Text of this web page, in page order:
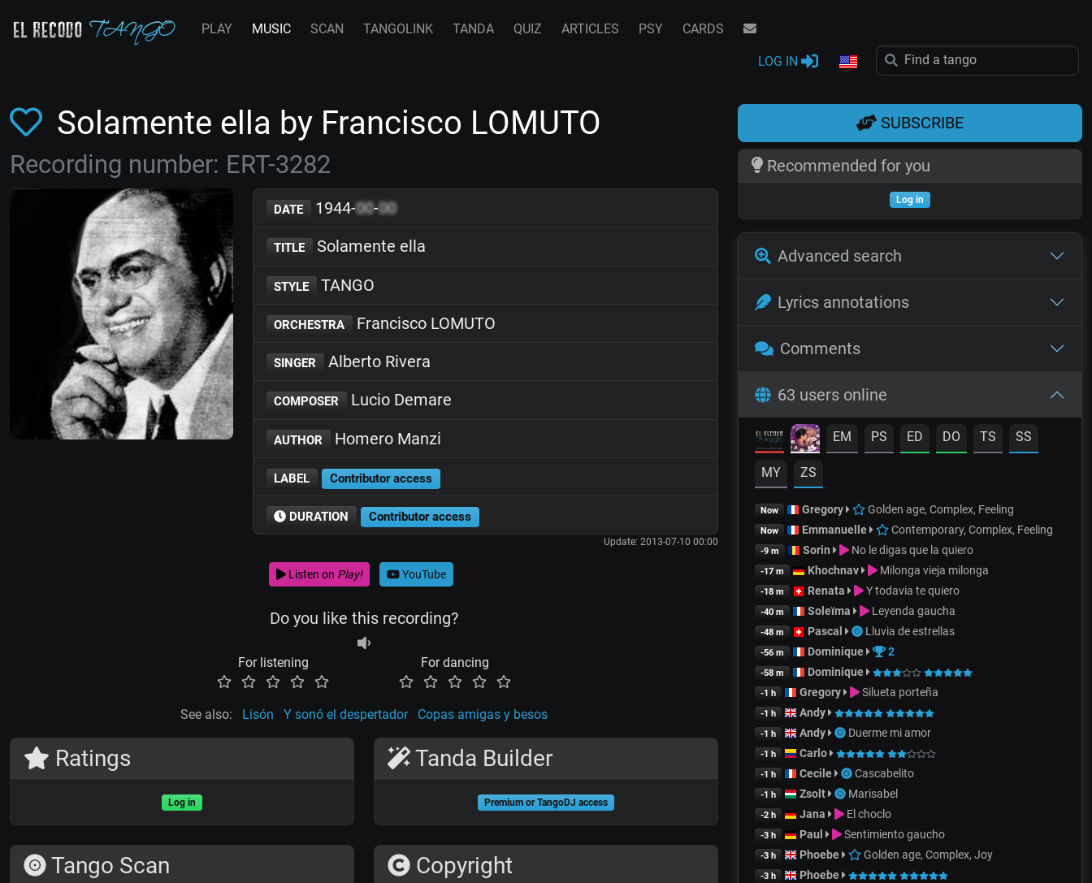
PLAY MUSIC SCAN TANGOLINK TANDA QUIZ ARTICLES PSY CARDS
LOG IN
Solamente ella by Francisco LOMUTO
Recording number: ERT-3282
DATE 1944-00-00
TITLE Solamente ella
STYLE TANGO
ORCHESTRA Francisco LOMUTO
SINGER Alberto Rivera
COMPOSER Lucio Demare
AUTHOR Homero Manzi
LABEL Contributor access
DURATION Contributor access
Update: 2013-07-10 00:00
Listen on Play! YouTube
Do you like this recording?
For listening For dancing
See also: Lisón Y sonó el despertador Copas amigas y besos
Ratings
Log in
Tango Scan
Tanda Builder
Premium or TangoDJ access
Copyright
SUBSCRIBE
Recommended for you
Log in
Advanced search
Lyrics annotations
Comments
63 users online
EM PS ED DO TS SS
MY ZS
Now Gregory Golden age, Complex, Feeling
Now Emmanuelle Contemporary, Complex, Feeling
-9 m Sorin No le digas que la quiero
-17 m Khochnav Milonga vieja milonga
-18 m Renata Y todavia te quiero
-40 m Soleïma Leyenda gaucha
-48 m Pascal Lluvia de estrellas
-56 m Dominique 2
-58 m Dominique
-1 h Gregory Silueta porteña
-1 h Andy
-1 h Andy Duerme mi amor
-1 h Carlo
-1 h Cecile Cascabelito
-1 h Zsolt Marisabel
-2 h Jana El choclo
-3 h Paul Sentimiento gaucho
-3 h Phoebe Golden age, Complex, Joy
-3 h Phoebe